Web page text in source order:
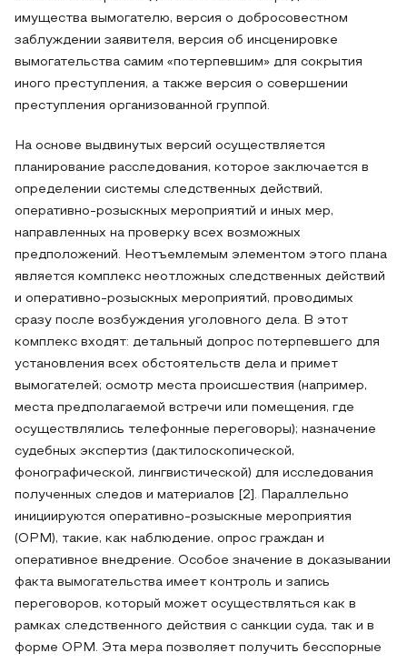
имущества вымогателю, версия о добросовестном
заблуждении заявителя, версия об инсценировке
вымогательства самим «потерпевшим» для сокрытия
иного преступления, а также версия о совершении
преступления организованной группой.
На основе выдвинутых версий осуществляется
планирование расследования, которое заключается в
определении системы следственных действий,
оперативно-розыскных мероприятий и иных мер,
направленных на проверку всех возможных
предположений. Неотъемлемым элементом этого плана
является комплекс неотложных следственных действий
и оперативно-розыскных мероприятий, проводимых
сразу после возбуждения уголовного дела. В этот
комплекс входят: детальный допрос потерпевшего для
установления всех обстоятельств дела и примет
вымогателей; осмотр места происшествия (например,
места предполагаемой встречи или помещения, где
осуществлялись телефонные переговоры); назначение
судебных экспертиз (дактилоскопической,
фонографической, лингвистической) для исследования
полученных следов и материалов [2]. Параллельно
инициируются оперативно-розыскные мероприятия
(ОРМ), такие, как наблюдение, опрос граждан и
оперативное внедрение. Особое значение в доказывании
факта вымогательства имеет контроль и запись
переговоров, который может осуществляться как в
рамках следственного действия с санкции суда, так и в
форме ОРМ. Эта мера позволяет получить бесспорные